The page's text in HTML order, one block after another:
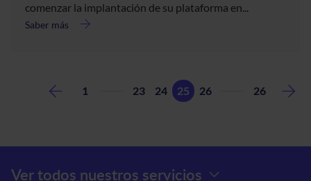
comenzar la implantación de su plataforma en...
Saber más
acerca
implantación
los
Paginación 1
Página
23Página
24Página
25Página
26 26
Menú Prefooter
Ver todos nuestros servicios